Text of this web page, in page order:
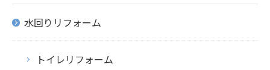
水回りリフォーム
トイレリフォーム